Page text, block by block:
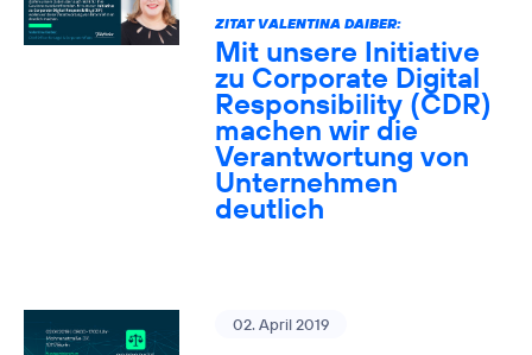
ZITAT VALENTINA DAIBER:
Mit unsere Initiative
zu Corporate Digital
Responsibility (CDR)
machen wir die
Verantwortung von
Unternehmen
deutlich
02. April 2019